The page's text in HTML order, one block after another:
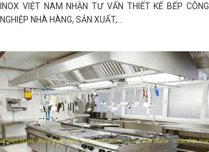
INOX VIỆT NAM NHẬN TƯ VẤN THIẾT KẾ BẾP CÔNG
NGHIỆP NHÀ HÀNG, SẢN XUẤT,...